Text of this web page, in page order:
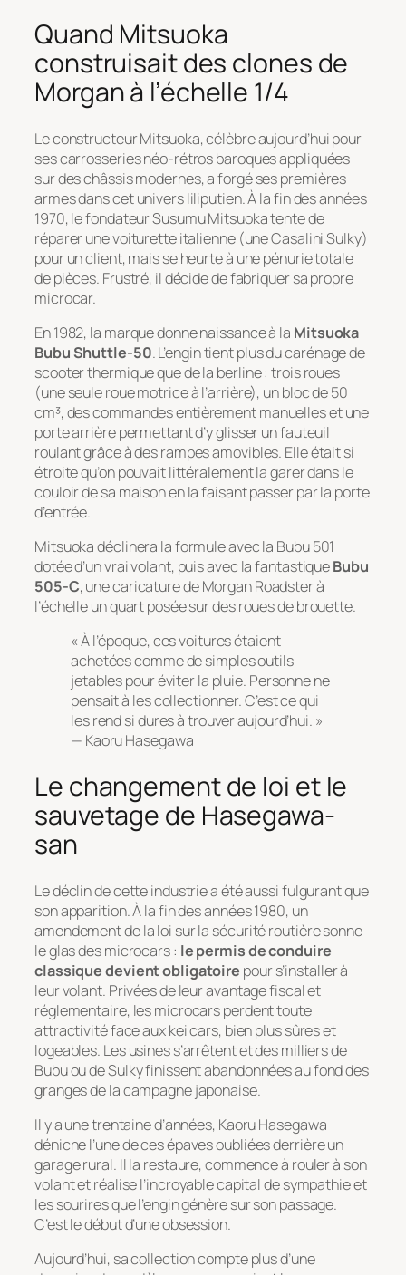
Quand Mitsuoka
construisait des clones de
Morgan à l’échelle 1/4
Le constructeur Mitsuoka, célèbre aujourd’hui pour
ses carrosseries néo-rétros baroques appliquées
sur des châssis modernes, a forgé ses premières
armes dans cet univers liliputien. À la fin des années
1970, le fondateur Susumu Mitsuoka tente de
réparer une voiturette italienne (une Casalini Sulky)
pour un client, mais se heurte à une pénurie totale
de pièces. Frustré, il décide de fabriquer sa propre
microcar.
En 1982, la marque donne naissance à la Mitsuoka
Bubu Shuttle-50. L’engin tient plus du carénage de
scooter thermique que de la berline : trois roues
(une seule roue motrice à l’arrière), un bloc de 50
cm³, des commandes entièrement manuelles et une
porte arrière permettant d’y glisser un fauteuil
roulant grâce à des rampes amovibles. Elle était si
étroite qu’on pouvait littéralement la garer dans le
couloir de sa maison en la faisant passer par la porte
d’entrée.
Mitsuoka déclinera la formule avec la Bubu 501
dotée d’un vrai volant, puis avec la fantastiqueBubu
505-C, une caricature de Morgan Roadster à
l’échelle un quart posée sur des roues de brouette.
« À l’époque, ces voitures étaient
achetées comme de simples outils
jetables pour éviter la pluie. Personne ne
pensait à les collectionner. C’est ce qui
les rend si dures à trouver aujourd’hui. »
— Kaoru Hasegawa
Le changement de loi et le
sauvetage de Hasegawa-
san
Le déclin de cette industrie a été aussi fulgurant que
son apparition. À la fin des années 1980, un
amendement de la loi sur la sécurité routière sonne
le glas des microcars : le permis de conduire
classique devient obligatoire pour s’installer à
leur volant. Privées de leur avantage fiscal et
réglementaire, les microcars perdent toute
attractivité face aux kei cars, bien plus sûres et
logeables. Les usines s’arrêtent et des milliers de
Bubu ou de Sulky finissent abandonnées au fond des
granges de la campagne japonaise.
Il y a une trentaine d’années, Kaoru Hasegawa
déniche l’une de ces épaves oubliées derrière un
garage rural. Il la restaure, commence à rouler à son
volant et réalise l’incroyable capital de sympathie et
les sourires que l’engin génère sur son passage.
C’est le début d’une obsession.
Aujourd’hui, sa collection compte plus d’une